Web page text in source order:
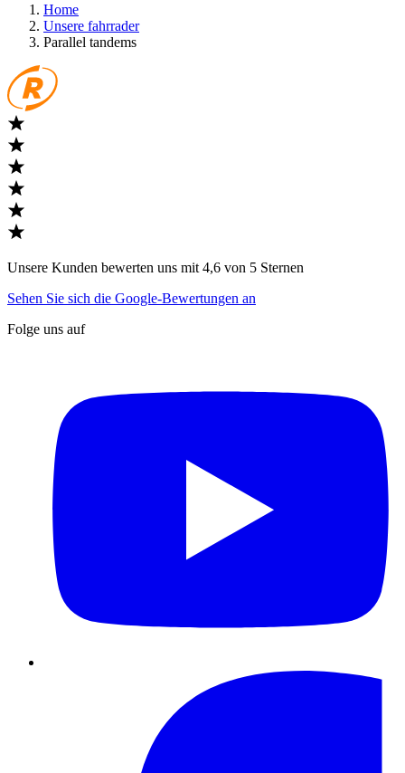
Home
Unsere fahrrader
Parallel tandems
Unsere Kunden bewerten uns mit 4,6 von 5 Sternen
Sehen Sie sich die Google-Bewertungen an
Folge uns auf